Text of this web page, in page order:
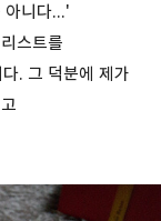
아니다...'
스트를
. 그 덕분에 제가